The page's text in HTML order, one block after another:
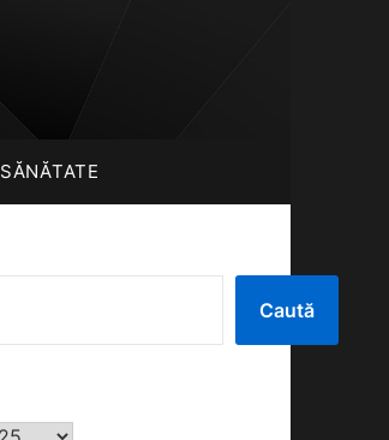
SĂNĂTATE
Caută